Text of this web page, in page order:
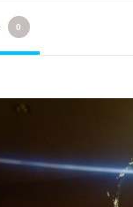
0